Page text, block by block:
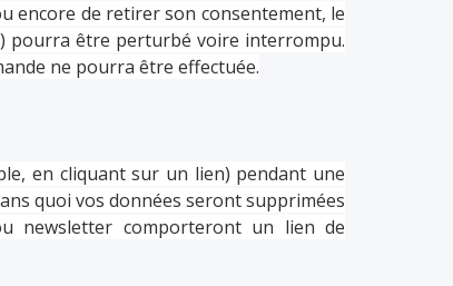
encore de retirer son consentement, le
pourra être perturbé voire interrompu.
ne pourra être effectuée.
en cliquant sur un lien) pendant une
quoi vos données seront supprimées
newsletter comporteront un lien de